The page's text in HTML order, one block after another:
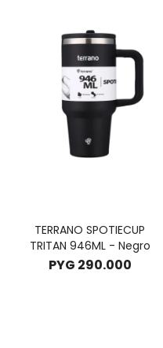
TERRANO SPOTIECUP
TRITAN 946ML - Negro
PYG 290.000